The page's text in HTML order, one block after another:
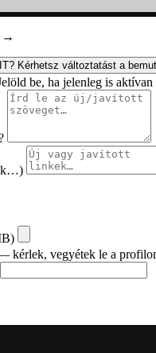
→
Kérhetsz változtatást a
be, ha jelenleg is
kérlek, vegyétek le a